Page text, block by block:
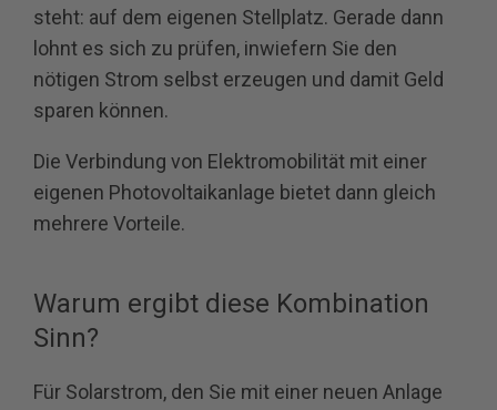
steht: auf dem eigenen Stellplatz. Gerade dann
lohnt es sich zu prüfen, inwiefern Sie den
nötigen Strom selbst erzeugen und damit Geld
sparen können.
Die Verbindung von Elektromobilität mit einer
eigenen Photovoltaikanlage bietet dann gleich
mehrere Vorteile.
Warum ergibt diese Kombination
Sinn?
Für Solarstrom, den Sie mit einer neuen Anlage